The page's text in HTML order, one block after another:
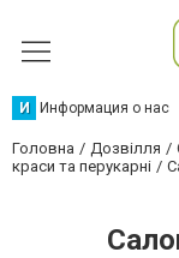
И Информация о нас
Головна Дозвілля
краси та перукарні